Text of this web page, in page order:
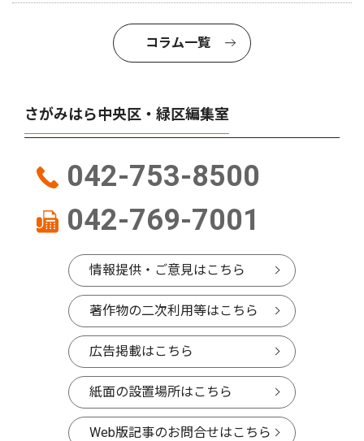
コラム一覧
さがみはら中央区・緑区編集室
042-753-8500
042-769-7001
情報提供・ご意見はこちら
著作物の二次利用等はこちら
広告掲載はこちら
紙面の設置場所はこちら
Web版記事のお問合せはこちら